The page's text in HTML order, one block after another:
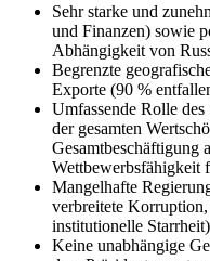
Sehr starke und
und Finanzen) sowie
Abhängigkeit von
Begrenzte
Exporte (90 %
Umfassende Rolle
der gesamten
Gesamtbeschäftigung
Wettbewerbsfähigkeit
Mangelhafte
verbreitete Korruption,
institutionelle Starrheit)
Keine unabhängige